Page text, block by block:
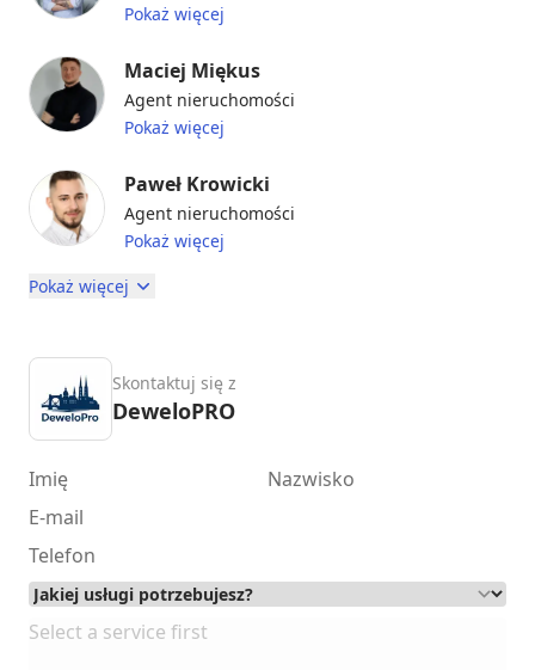
Pokaż więcej
Maciej Miękus
Agent nieruchomości
Pokaż więcej
Paweł Krowicki
Agent nieruchomości
Pokaż więcej
Pokaż więcej
Skontaktuj się z
DeweloPRO